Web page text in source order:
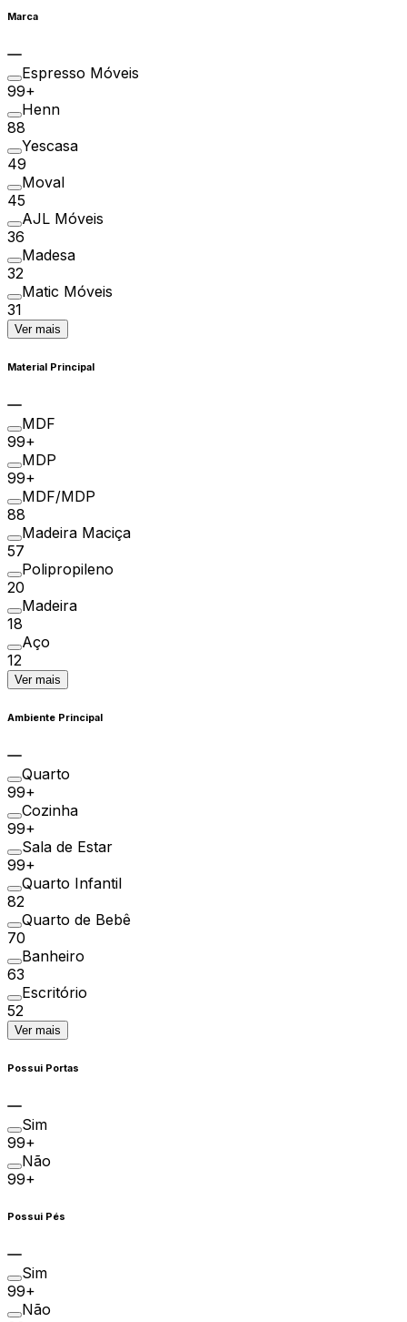
Marca
Espresso Móveis
99+
Henn
88
Yescasa
49
Moval
45
AJL Móveis
36
Madesa
32
Matic Móveis
31
Ver mais
Material Principal
MDF
99+
MDP
99+
MDF/MDP
88
Madeira Maciça
57
Polipropileno
20
Madeira
18
Aço
12
Ver mais
Ambiente Principal
Quarto
99+
Cozinha
99+
Sala de Estar
99+
Quarto Infantil
82
Quarto de Bebê
70
Banheiro
63
Escritório
52
Ver mais
Possui Portas
Sim
99+
Não
99+
Possui Pés
Sim
99+
Não